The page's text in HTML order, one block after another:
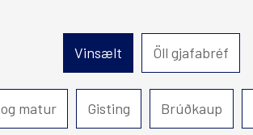
Vinsælt Öll gjafabréf
matur Gisting Brúðkaup